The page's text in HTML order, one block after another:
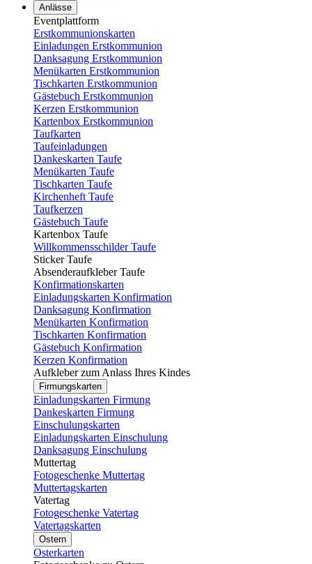
Anlässe
Eventplattform
Erstkommunionskarten
Einladungen Erstkommunion
Danksagung Erstkommunion
Menükarten Erstkommunion
Tischkarten Erstkommunion
Gästebuch Erstkommunion
Kerzen Erstkommunion
Kartenbox Erstkommunion
Taufkarten
Taufeinladungen
Dankeskarten Taufe
Menükarten Taufe
Tischkarten Taufe
Kirchenheft Taufe
Taufkerzen
Gästebuch Taufe
Kartenbox Taufe
Willkommensschilder Taufe
Sticker Taufe
Absenderaufkleber Taufe
Konfirmationskarten
Einladungskarten Konfirmation
Danksagung Konfirmation
Menükarten Konfirmation
Tischkarten Konfirmation
Gästebuch Konfirmation
Kerzen Konfirmation
Aufkleber zum Anlass Ihres Kindes
Firmungskarten
Einladungskarten Firmung
Dankeskarten Firmung
Einschulungskarten
Einladungskarten Einschulung
Danksagung Einschulung
Muttertag
Fotogeschenke Muttertag
Muttertagskarten
Vatertag
Fotogeschenke Vatertag
Vatertagskarten
Ostern
Osterkarten